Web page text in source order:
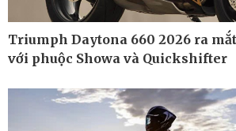
Thể thao
Triumph Daytona 660 2026 ra
với phuộc Showa và Quickshifter